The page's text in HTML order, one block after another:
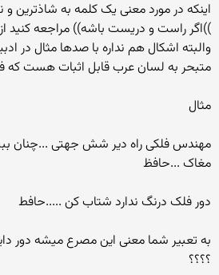
اینکه در مورد معنی یک کلمه به شاذترین و
))اگر راست و دریست باشه)) مراجعه کنید
والبته اشکال هم نداره با صدها مثال در
متبحر به لسان عرب قابل اثبات هست
مثال
مهندس فلکی راه دیر شش جهتی ...چنان
مغاک ...حافظ
دور فلک درنگ ندارد شتاب کن .....حافط
به تعبیر شما معنی این مصرع میشه دور
؟؟؟؟